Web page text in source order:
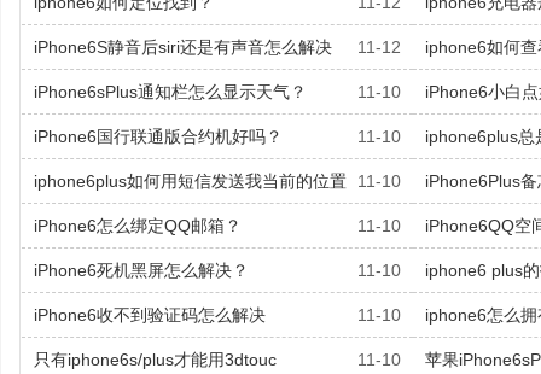
iPhone6S静音后siri还是有声音怎么解决 11-12 iphone6如何
iPhone6sPlus通知栏怎么显示天气？ 11-10 iPhone6小白
iPhone6国行联通版合约机好吗？ 11-10 iphone6plus总
iphone6plus如何用短信发送我当前的位置 11-10 iPhone6Plus
iPhone6怎么绑定QQ邮箱？ 11-10 iPhone6QQ空
iPhone6死机黑屏怎么解决？ 11-10 iphone6 plus
iPhone6收不到验证码怎么解决 11-10 iphone6怎么
只有iphone6s/plus才能用3dtouc 11-10 苹果